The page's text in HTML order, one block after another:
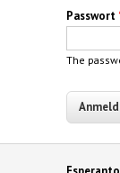
Passwort
The
Esperanto